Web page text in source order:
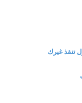
تنقذ غيرك